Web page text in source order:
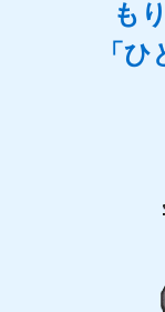
も
「